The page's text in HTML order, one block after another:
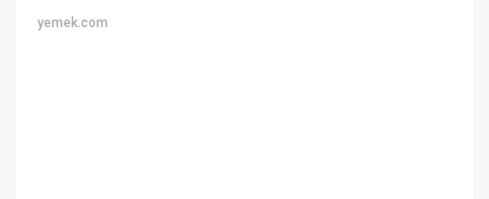
yemek.com